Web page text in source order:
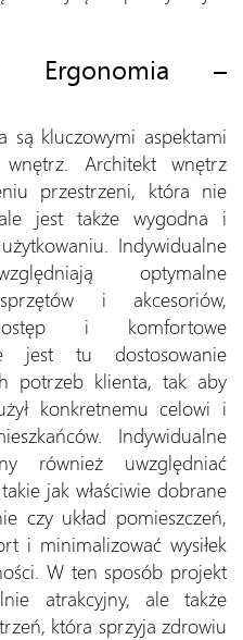
i Ergonomia –
są kluczowymi aspektami
Architekt wnętrz
przestrzeni, która nie
jest także wygodna i
Indywidualne
optymalne
i akcesoriów,
i komfortowe
jest tu dostosowanie
potrzeb klienta, tak aby
konkretnemu celowi i
Indywidualne
również uwzględniać
jak właściwie dobrane
czy układ pomieszczeń,
i minimalizować wysiłek
W ten sposób projekt
atrakcyjny, ale także
która sprzyja zdrowiu